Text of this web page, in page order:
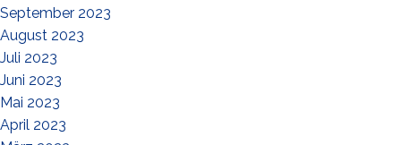
September 2023
August 2023
Juli 2023
Juni 2023
Mai 2023
April 2023